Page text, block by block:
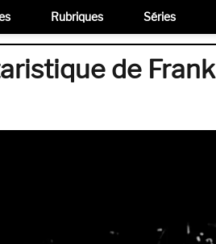
de Frank
Rubriques Séries